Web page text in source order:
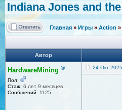
Indiana Jones and
Главная » Игры » Action »
Автор
HardwareMining ®
Пол:
Стаж: 6 лет 9 месяцев
Сообщений: 1125
24-Окт-